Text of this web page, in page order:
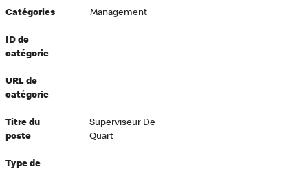
équité et inclusion
au travail
Catégories Management
ID de
catégorie
URL de
catégorie
Titre du
poste
Superviseur De
Quart
Type de